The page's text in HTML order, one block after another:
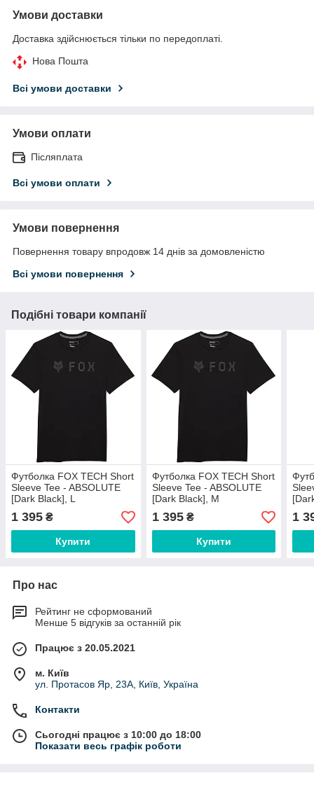
Умови доставки
Доставка здійснюється тільки по передоплаті.
Нова Пошта
Всі умови доставки
Умови оплати
Післяплата
Всі умови оплати
Умови повернення
Повернення товару впродовж 14 днів за домовленістю
Всі умови повернення
Подібні товари компанії
Футболка FOX TECH Short
Sleeve Tee - ABSOLUTE
[Dark Black], L
1 395 ₴
Купити
Футболка FOX TECH Short
Sleeve Tee - ABSOLUTE
[Dark Black], M
1 395₴
Купити
1
Про нас
Рейтинг не сформований
Менше 5 відгуків за останній рік
Працює з 20.05.2021
м. Київ
ул. Протасов Яр, 23А, Київ, Україна
Контакти
Сьогодні працює з 10:00 до 18:00
Показати весь графік роботи